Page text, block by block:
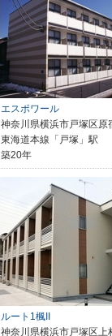
エスポワール
神奈川県横浜市戸塚区原
東海道本線「戸塚」駅
築20年
ルート1楓II
神奈川県横浜市戸塚区上